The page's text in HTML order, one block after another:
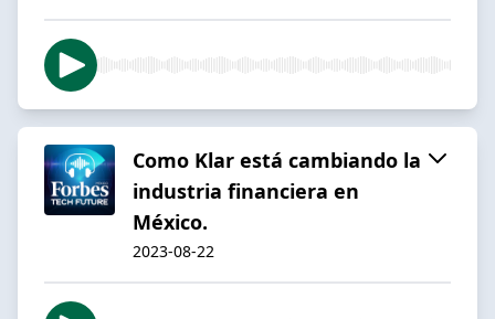
Como Klar está cambiando la
industria financiera en
México.
2023-08-22